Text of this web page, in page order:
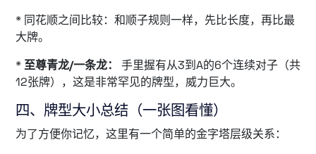
* 同花顺之间比较：和顺子规则一样，先比长度，再比最
大牌。
* 至尊青龙/一条龙：
手里握有从3到A的6个连续对子（共
12张牌），这是非常罕见的牌型，威力巨大。
四、牌型大小总结（一张图看懂）
为了方便你记忆，这里有一个简单的金字塔层级关系：